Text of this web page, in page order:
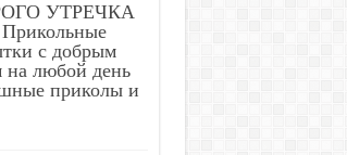
УТРЕЧКА
с добрым
на любой день
приколы и